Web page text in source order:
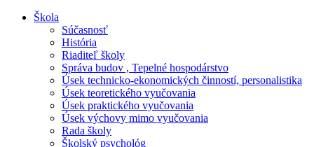
Škola
Súčasnosť
História
Riaditeľ školy
Správa budov , Tepelné hospodárstvo
Úsek technicko-ekonomických činností, personalistika
Úsek teoretického vyučovania
Úsek praktického vyučovania
Úsek výchovy mimo vyučovania
Rada školy
Školský psychológ